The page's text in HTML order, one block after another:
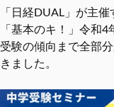
「日経DUAL」が主
「基本のキ！」令和
受験の傾向まで全部
きました。